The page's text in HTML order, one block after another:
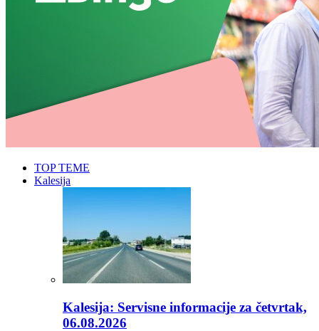
TOP TEME
Kalesija
Kalesija: Servisne informacije za četvrtak,
06.08.2026